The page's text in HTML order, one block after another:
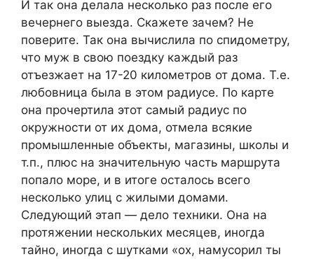
И так она делала несколько раз после его
вечернего выезда. Скажете зачем? Не
поверите. Так она вычислила по спидометру,
что муж в свою поездку каждый раз
отъезжает на 17-20 километров от дома. Т.е.
любовница была в этом радиусе. По карте
она прочертила этот самый радиус по
окружности от их дома, отмела всякие
промышленные объекты, магазины, школы и
т.п., плюс на значительную часть маршрута
попало море, и в итоге осталось всего
несколько улиц с жилыми домами.
Следующий этап — дело техники. Она на
протяжении нескольких месяцев, иногда
тайно, иногда с шутками «ох, намусорил ты